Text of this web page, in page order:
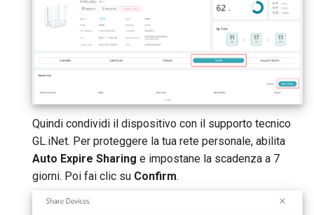
Quindi condividi il dispositivo con il supporto tecnico
GL.iNet. Per proteggere la tua rete personale, abilita
Auto Expire Sharing e impostane la scadenza a 7
giorni. Poi fai clic su Confirm.